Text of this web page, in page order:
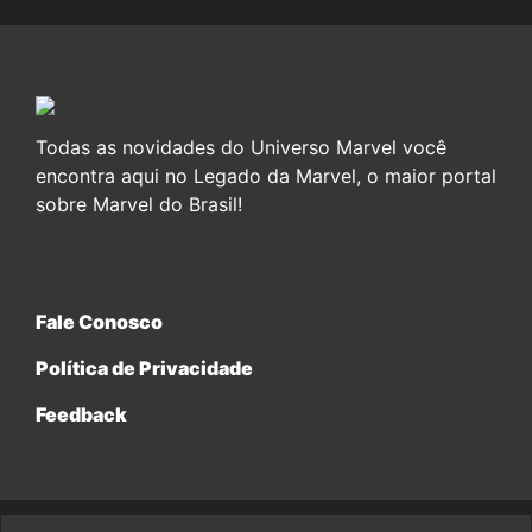
Todas as novidades do Universo Marvel você
encontra aqui no Legado da Marvel, o maior portal
sobre Marvel do Brasil!
Fale Conosco
Política de Privacidade
Feedback